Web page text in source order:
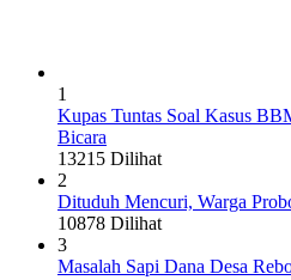
1
Kupas Tuntas Soal Kasus
Bicara
13215 Dilihat
2
Dituduh Mencuri, Warga
10878 Dilihat
3
Masalah Sapi Dana Desa